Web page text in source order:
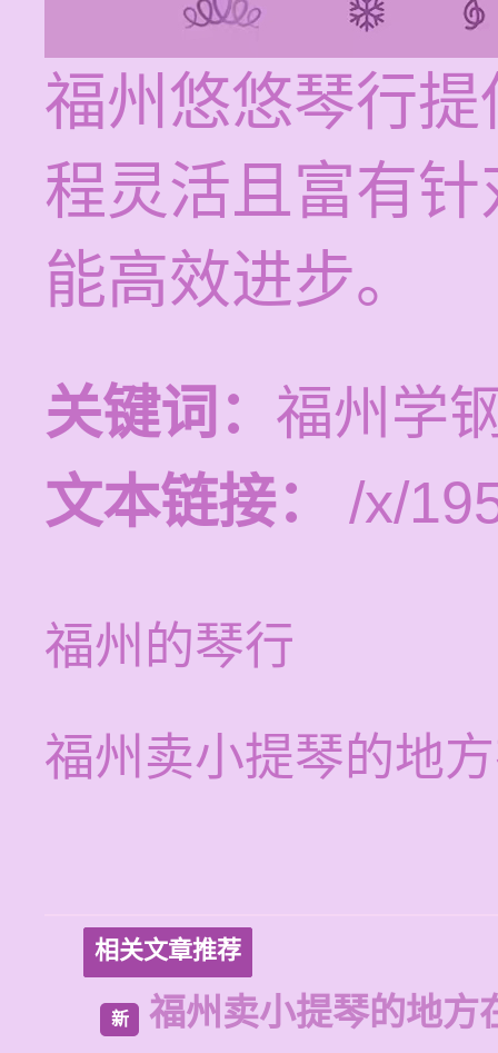
福州悠悠琴行
程灵活且富有
能高效进步。
关键词： 福州学
文本链接：
/x/
福州的琴行
福州卖小提琴的地
相关文章推荐
新 福州卖小提琴的地方